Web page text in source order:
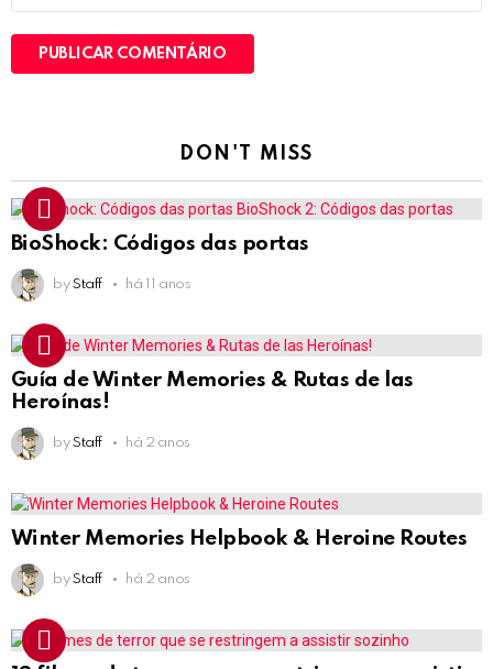
DON'T MISS
BioShock: Códigos das portas
by Staff há 11 anos
Guía de Winter Memories & Rutas de las
Heroínas!
by Staff há 2 anos
Winter Memories Helpbook & Heroine Routes
by Staff há 2 anos